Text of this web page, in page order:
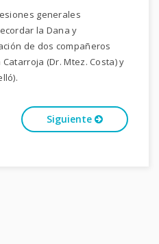
generales
la Dana y
de dos compañeros
(Dr. Mtez. Costa) y
Siguiente